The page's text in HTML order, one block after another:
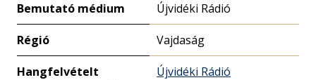
Bemutató médium Újvidéki Rádió
Régió Vajdaság
Hangfelvételt
Újvidéki Rádió